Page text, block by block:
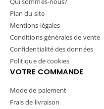
Plan du site
Mentions légales
Conditions générales de vente
Confidentialité des données
Politique de cookies
VOTRE COMMANDE
Mode de paiement
Frais de livraison